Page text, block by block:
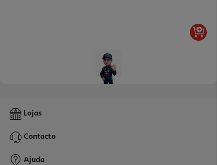
Figura Minix Max Verstappen 4 World C
14,99 €
Lojas
Contacto
Ajuda